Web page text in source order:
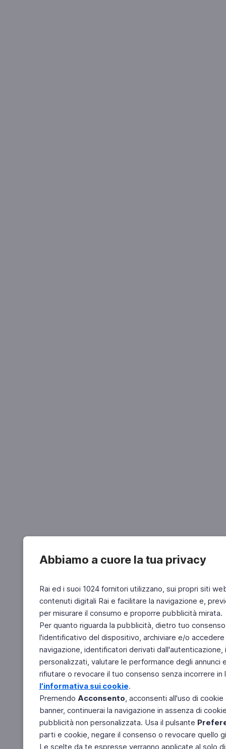
Abbiamo a cuore la tua privacy
Rai ed i suoi 1024 fornitori utilizzano, sui propri siti
contenuti digitali Rai e facilitare la navigazione e,
per misurare il consumo e proporre pubblicità mirata.
Per quanto riguarda la pubblicità, dietro tuo
l'identificativo del dispositivo, archiviare e/o
navigazione, identificatori derivati
personalizzati, valutare le performance degli
rifiutare o revocare il tuo consenso senza incorrere
l'informativa sui cookie.
Premendo Acconsento, acconsenti all'uso di
banner, continuerai la navigazione in assenza di
pubblicità non personalizzata. Usa il pulsante
parti e cookie, negare il consenso o revocare quello
Le scelte da te espresse verranno applicate al solo